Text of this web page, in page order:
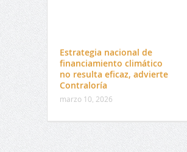
Estrategia nacional de
financiamiento climático
no resulta eficaz, advierte
Contraloría
marzo 10, 2026